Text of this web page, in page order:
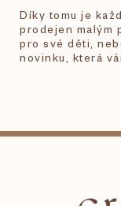
Díky tomu je
prodejen malým
pro své děti,
novinku, která